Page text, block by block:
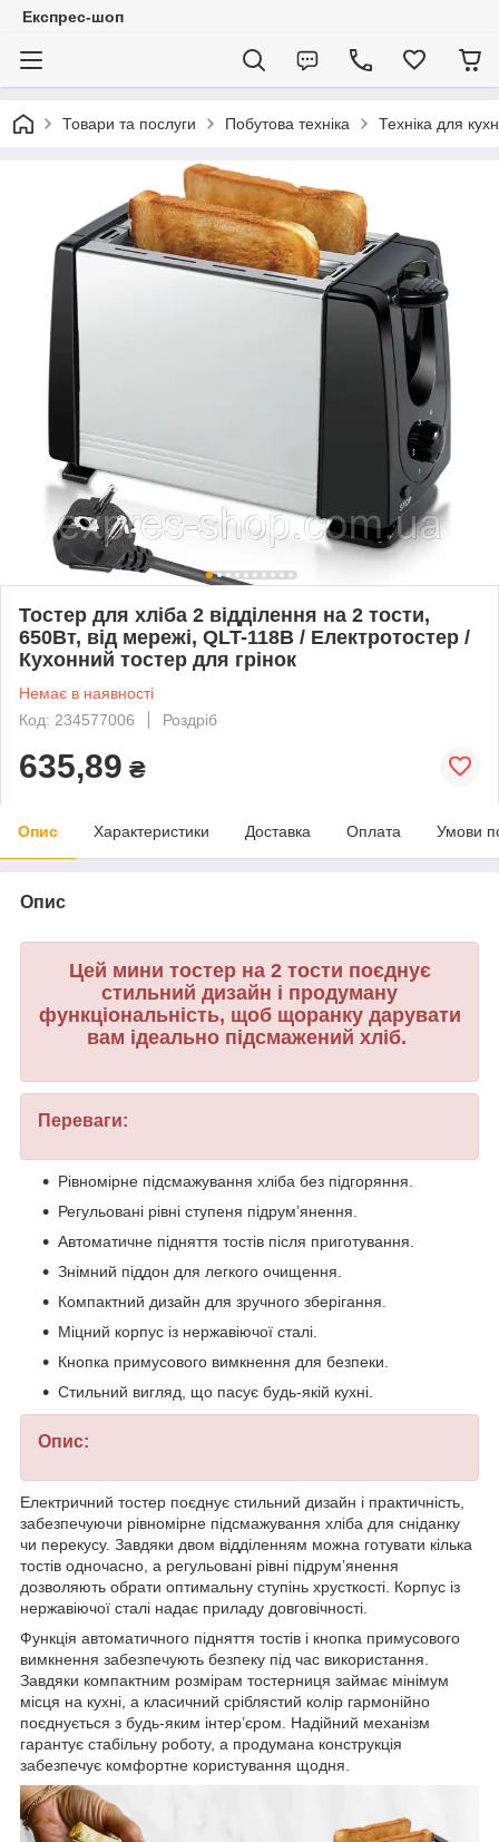
Експрес-шоп
Товари та послуги Побутова техніка Техніка для
Тостер для хліба 2 відділення на 2 тости,
650Вт, від мережі, QLT-118B / Електротостер /
Кухонний тостер для грінок
Немає в наявності
Код: 234577006
Роздріб
635,89 ₴
Опис Характеристики Доставка Оплата Умови
Опис
Цей мини тостер на 2 тости поєднує
стильний дизайн і продуману
функціональність, щоб щоранку дарувати
вам ідеально підсмажений хліб.
Переваги:
Рівномірне підсмажування хліба без підгоряння.
Регульовані рівні ступеня підрум’янення.
Автоматичне підняття тостів після приготування.
Знімний піддон для легкого очищення.
Компактний дизайн для зручного зберігання.
Міцний корпус із нержавіючої сталі.
Кнопка примусового вимкнення для безпеки.
Стильний вигляд, що пасує будь-якій кухні.
Опис:
Електричний тостер поєднує стильний дизайн і практичність,
забезпечуючи рівномірне підсмажування хліба для сніданку
чи перекусу. Завдяки двом відділенням можна готувати кілька
тостів одночасно, а регульовані рівні підрум’янення
дозволяють обрати оптимальну ступінь хрусткості. Корпус із
нержавіючої сталі надає приладу довговічності.
Функція автоматичного підняття тостів і кнопка примусового
вимкнення забезпечують безпеку під час використання.
Завдяки компактним розмірам тостерниця займає мінімум
місця на кухні, а класичний сріблястий колір гармонійно
поєднується з будь-яким інтер’єром. Надійний механізм
гарантує стабільну роботу, а продумана конструкція
забезпечує комфортне користування щодня.